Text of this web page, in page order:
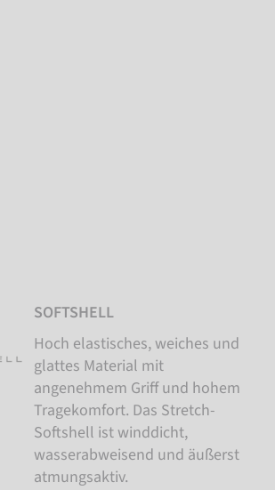
SOFTSHELL
Hoch elastisches, weiches und
glattes Material mit
angenehmem Griff und hohem
Tragekomfort. Das Stretch-
Softshell ist winddicht,
wasserabweisend und äußerst
atmungsaktiv.